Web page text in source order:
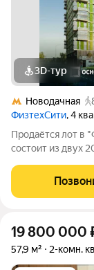
3D-тур
Новодачная
ФизтехСити, 4
Продаётся лот
состоит из двух
панорамным
подземный
19 800 000
57,9 м² 2-комн.